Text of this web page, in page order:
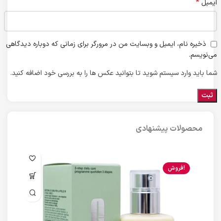
ایمیل *
ذخیره نام، ایمیل و وبسایت من در مرورگر برای زمانی که دوباره دیدگاهی
می‌نویسم.
شما باید وارد سیستم شوید تا بتوانید عکس ها را به بررسی خود اضافه کنید.
محصولات پیشنهادی
فروش!